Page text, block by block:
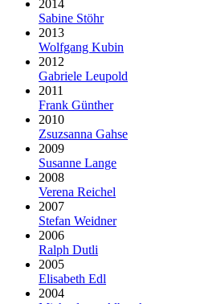
2014
Sabine Stöhr
2013
Wolfgang Kubin
2012
Gabriele Leupold
2011
Frank Günther
2010
Zsuzsanna Gahse
2009
Susanne Lange
2008
Verena Reichel
2007
Stefan Weidner
2006
Ralph Dutli
2005
Elisabeth Edl
2004